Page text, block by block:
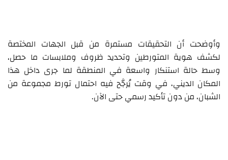
وأوضحت أن التحقيقات مستمرة من قبل الجهات المختصة
لكشف هوية المتورطين وتحديد ظروف وملابسات ما حصل،
وسط حالة استنكار واسعة في المنطقة لما جرى داخل هذا
المكان الديني، في وقت يُرجَّح فيه احتمال تورط مجموعة من
الشبان، من دون تأكيد رسمي حتى الآن.